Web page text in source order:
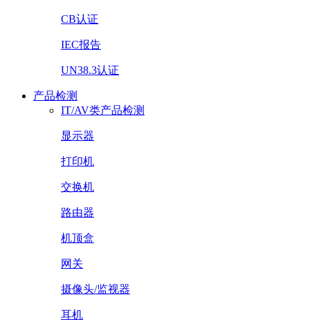
CB认证
IEC报告
UN38.3认证
产品检测
IT/AV类产品检测
显示器
打印机
交换机
路由器
机顶盒
网关
摄像头/监视器
耳机